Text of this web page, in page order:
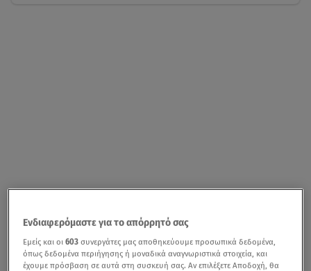
Ενδιαφερόμαστε για το απόρρητό σας
Εμείς και οι603 συνεργάτες μας αποθηκεύουμε προσωπικά δεδομένα,
όπως δεδομένα περιήγησης ή μοναδικά αναγνωριστικά στοιχεία, και
έχουμε πρόσβαση σε αυτά στη συσκευή σας. Αν επιλέξετε Αποδοχή, θα